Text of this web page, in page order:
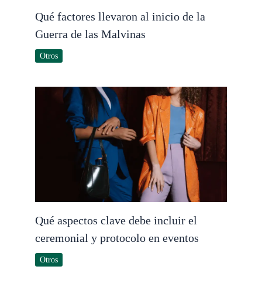
Qué factores llevaron al inicio de la
Guerra de las Malvinas
Otros
Qué aspectos clave debe incluir el
ceremonial y protocolo en eventos
Otros